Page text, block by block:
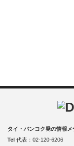
タイ・バンコク発の情報
Tel 代表：02-120-6206